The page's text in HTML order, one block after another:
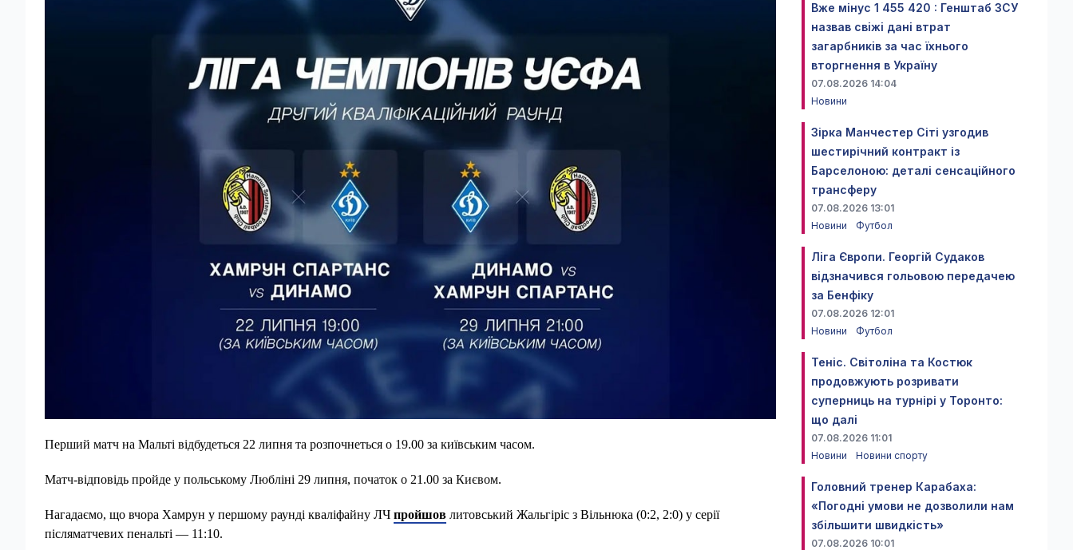
Перший матч на Мальті відбудеться 22 липня та розпочнеться о 19.00 за київським часом.
Матч-відповідь пройде у польському Любліні 29 липня, початок о 21.00 за Києвом.
Нагадаємо, що вчора Хамрун у першому раунді кваліфайну ЛЧ пройшов литовський Жальгіріс з Вільнюка (0:2, 2:0) у серії
післяматчевих пенальті — 11:10.
Вже мінус 1 455 420 : Генштаб ЗСУ
назвав свіжі дані втрат
загарбників за час їхнього
вторгнення в Україну
07.08.2026 14:04
Новини
Зірка Манчестер Сіті узгодив
шестирічний контракт із
Барселоною: деталі сенсаційного
трансферу
07.08.2026 13:01
Новини
Футбол
Ліга Європи. Георгій Судаков
відзначився гольовою передачею
за Бенфіку
07.08.2026 12:01
Новини
Футбол
Теніс. Світоліна та Костюк
продовжують розривати
суперниць на турнірі у Торонто:
що далі
07.08.2026 11:01
Новини
Новини спорту
Головний тренер Карабаха:
«Погодні умови не дозволили нам
збільшити швидкість»
07.08.2026 10:01